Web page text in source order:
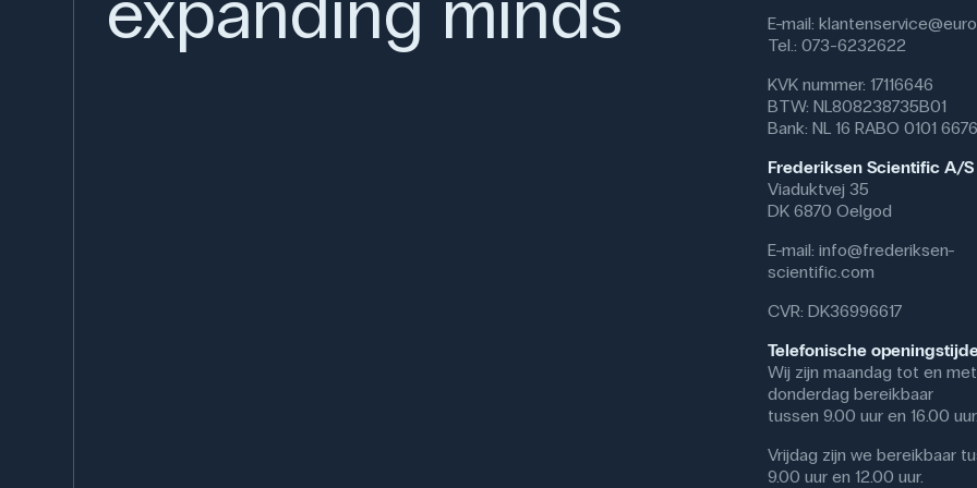
De Drigalski-spatel is een
gezondheidszorg en
doeleinden, waarbij bacteriën
geïsoleerd en onderzocht.
Specifikationer
Dimensioner: (l x b) 165 mm x
E-mail:
Tel.: 073-6232622
KVK nummer: 17116646
BTW: NL808238735B01
Bank: NL 16 RABO 0101
Frederiksen Scientific A/S
Viaduktvej 35
DK 6870 Oelgod
E-mail: info@frederiksen-
scientific.com
CVR: DK36996617
Telefonische
Wij zijn maandag tot en met
donderdag bereikbaar
tussen 9.00 uur en 16.00 uur.
Vrijdag zijn we bereikbaar
9.00 uur en 12.00 uur.